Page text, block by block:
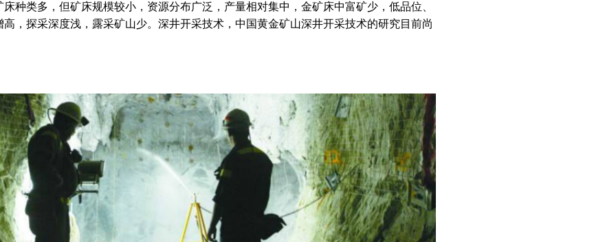
种类多，但矿床规模较小，资源分布广泛，产量相对集中，金矿床中富矿少，低品位、
，探采深度浅，露采矿山少。深井开采技术，中国黄金矿山深井开采技术的研究目前尚